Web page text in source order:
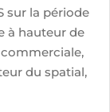
sur la période
à hauteur de
du spatial,